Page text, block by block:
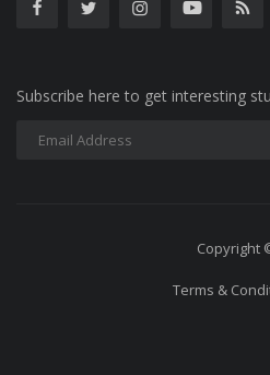
Subscribe here to get interesting
Copyright
Terms &